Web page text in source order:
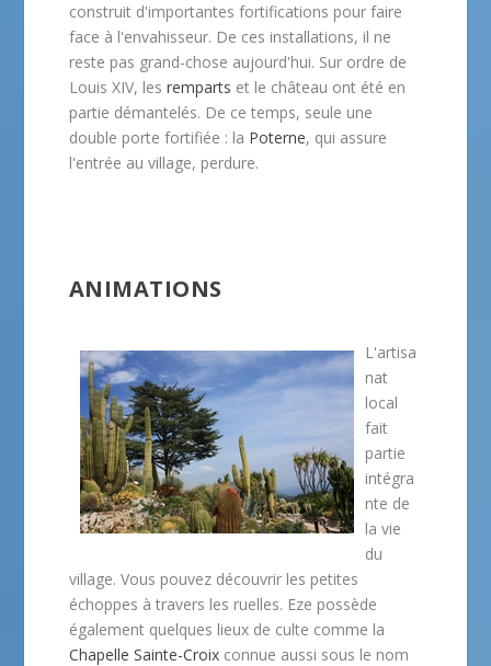
construit d'importantes fortifications pour faire
face à l'envahisseur. De ces installations, il ne
reste pas grand-chose aujourd'hui. Sur ordre de
Louis XIV, les remparts et le château ont été en
partie démantelés. De ce temps, seule une
double porte fortifiée : la Poterne, qui assure
l'entrée au village, perdure.
ANIMATIONS
L'artisa
nat
local
fait
partie
intégra
nte de
la vie
du
village. Vous pouvez découvrir les petites
échoppes à travers les ruelles. Eze possède
également quelques lieux de culte comme la
Chapelle Sainte-Croixconnue aussi sous le nom